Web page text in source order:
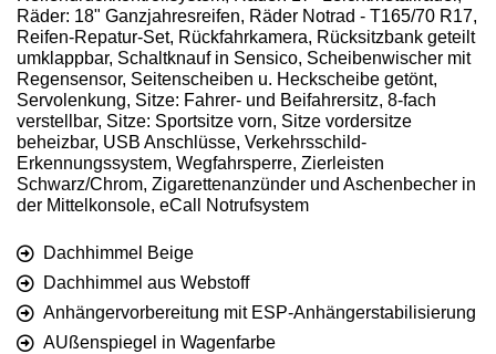
Räder: 18" Ganzjahresreifen, Räder Notrad - T165/70 R17,
Reifen-Repatur-Set, Rückfahrkamera, Rücksitzbank geteilt
umklappbar, Schaltknauf in Sensico, Scheibenwischer mit
Regensensor, Seitenscheiben u. Heckscheibe getönt,
Servolenkung, Sitze: Fahrer- und Beifahrersitz, 8-fach
verstellbar, Sitze: Sportsitze vorn, Sitze vordersitze
beheizbar, USB Anschlüsse, Verkehrsschild-
Erkennungssystem, Wegfahrsperre, Zierleisten
Schwarz/Chrom, Zigarettenanzünder und Aschenbecher in
der Mittelkonsole, eCall Notrufsystem
Dachhimmel Beige
Dachhimmel aus Webstoff
Anhängervorbereitung mit ESP-Anhängerstabilisierung
AUßenspiegel in Wagenfarbe